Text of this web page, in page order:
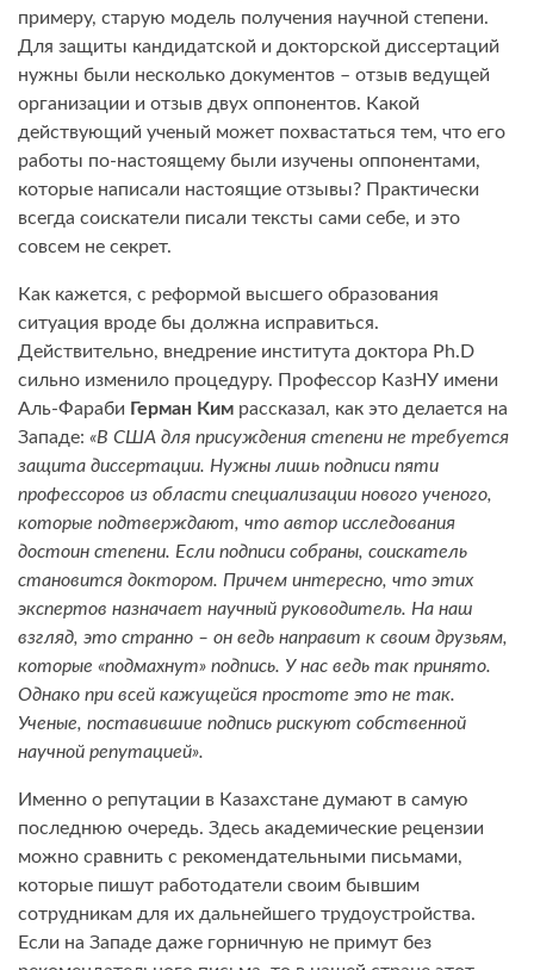
примеру, старую модель получения научной степени.
Для защиты кандидатской и докторской диссертаций
нужны были несколько документов – отзыв ведущей
организации и отзыв двух оппонентов. Какой
действующий ученый может похвастаться тем, что его
работы по-настоящему были изучены оппонентами,
которые написали настоящие отзывы? Практически
всегда соискатели писали тексты сами себе, и это
совсем не секрет.
Как кажется, с реформой высшего образования
ситуация вроде бы должна исправиться.
Действительно, внедрение института доктора Ph.D
сильно изменило процедуру. Профессор КазНУ имени
Аль-Фараби Герман Ким рассказал, как это делается на
Западе: «В США для присуждения степени не требуется
защита диссертации. Нужны лишь подписи пяти
профессоров из области специализации нового ученого,
которые подтверждают, что автор исследования
достоин степени. Если подписи собраны, соискатель
становится доктором. Причем интересно, что этих
экспертов назначает научный руководитель. На наш
взгляд, это странно – он ведь направит к своим друзьям,
которые «подмахнут» подпись. У нас ведь так принято.
Однако при всей кажущейся простоте это не так.
Ученые, поставившие подпись рискуют собственной
научной репутацией».
Именно о репутации в Казахстане думают в самую
последнюю очередь. Здесь академические рецензии
можно сравнить с рекомендательными письмами,
которые пишут работодатели своим бывшим
сотрудникам для их дальнейшего трудоустройства.
Если на Западе даже горничную не примут без